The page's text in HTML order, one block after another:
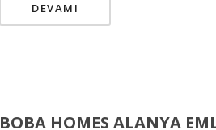
DEVAMI
BOBA HOMES ALANYA